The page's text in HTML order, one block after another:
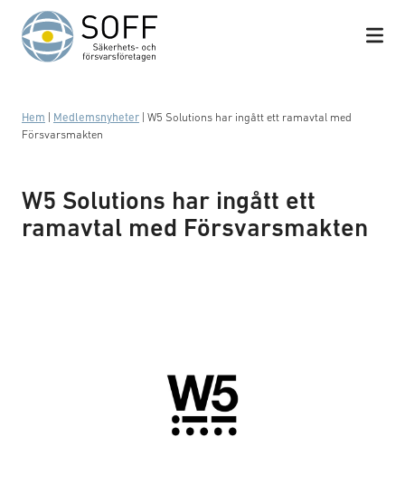
Hoppa till innehåll
Hem Medlemsnyheter W5 Solutions har ingått ett ramavtal med
Försvarsmakten
W5 Solutions har ingått ett
ramavtal med Försvarsmakten